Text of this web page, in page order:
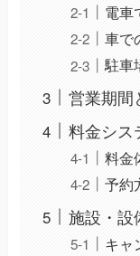
電車
車で
駐車
営業期間
料金シス
料金
予約
施設・設
キャ